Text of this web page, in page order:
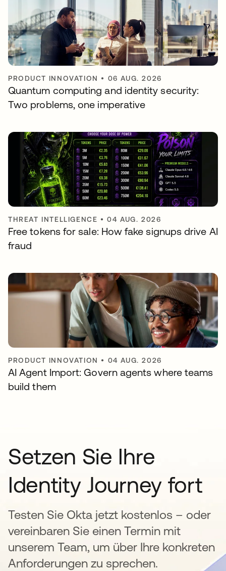
PRODUCT INNOVATION • 06 AUG. 2026
Quantum computing and identity security:
Two problems, one imperative
THREAT INTELLIGENCE •04 AUG. 2026
Free tokens for sale: How fake signups drive AI
fraud
PRODUCT INNOVATION • 04 AUG. 2026
AI Agent Import: Govern agents where teams
build them
Setzen Sie Ihre
Identity Journey fort
Testen Sie Okta jetzt kostenlos – oder
vereinbaren Sie einen Termin mit
unserem Team, um über Ihre konkreten
Anforderungen zu sprechen.